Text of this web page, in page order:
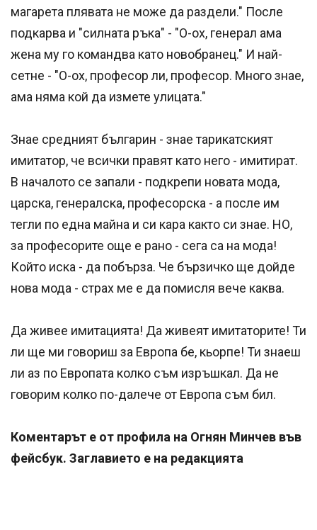
магарета плявата не може да раздели." После
подкарва и "силната ръка" - "О-ох, генерал ама
жена му го командва като новобранец." И най-
сетне - "О-ох, професор ли, професор. Много знае,
ама няма кой да измете улицата."
Знае средният българин - знае тарикатският
имитатор, че всички правят като него - имитират.
В началото се запали - подкрепи новата мода,
царска, генералска, професорска - а после им
тегли по една майна и си кара както си знае. НО,
за професорите още е рано - сега са на мода!
Който иска - да побърза. Че бързичко ще дойде
нова мода - страх ме е да помисля вече каква.
Да живее имитацията! Да живеят имитаторите! Ти
ли ще ми говориш за Европа бе, кьорпе! Ти знаеш
ли аз по Европата колко съм изръшкал. Да не
говорим колко по-далече от Европа съм бил.
Коментарът е от профила на Огнян Минчев във
фейсбук. Заглавието е на редакцията